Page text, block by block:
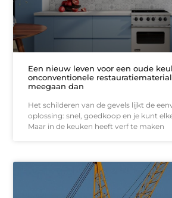
Een nieuw leven voor een oude
onconventionele
meegaan dan
Het schilderen van de gevels lijkt de
oplossing: snel, goedkoop en je kunt
Maar in de keuken heeft verf te maken